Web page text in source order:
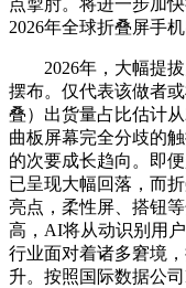
点掣肘。将进一步加
2026年全球折叠屏手
2026年，大幅提拔
摆布。仅代表该做者
叠）出货量占比估计
曲板屏幕完全分歧的
的次要成长趋向。即
已呈现大幅回落，而
亮点，柔性屏、搭钮
高，AI将从动识别用
行业面对着诸多窘境
升。按照国际数据公